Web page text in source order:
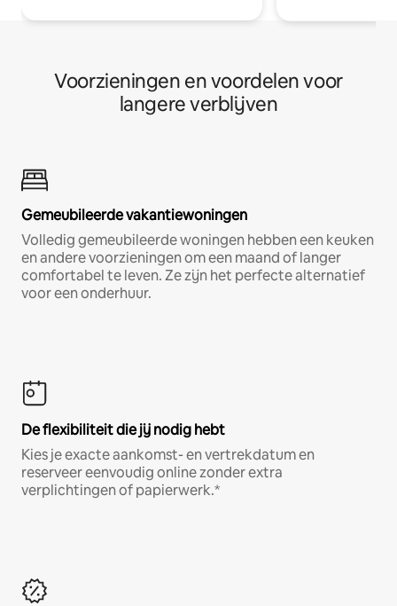
Voorzieningen en voordelen voor
langere verblijven
Gemeubileerde vakantiewoningen
Volledig gemeubileerde woningen hebben een keuken
en andere voorzieningen om een maand of langer
comfortabel te leven. Ze zijn het perfecte alternatief
voor een onderhuur.
De flexibiliteit die jij nodig hebt
Kies je exacte aankomst- en vertrekdatum en
reserveer eenvoudig online zonder extra
verplichtingen of papierwerk.*